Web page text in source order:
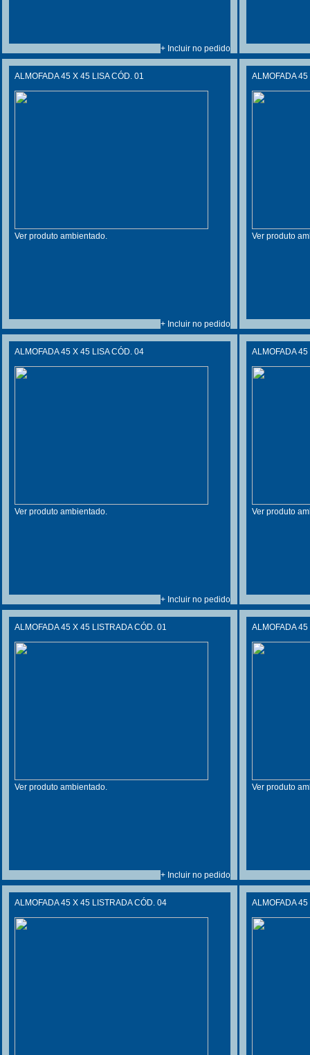
+ Incluir no pedido
ALMOFADA 45 X 45 LISA CÓD. 01
Ver produto ambientado.
+ Incluir no pedido
ALMOFADA
Ver produto
ALMOFADA 45 X 45 LISA CÓD. 04
Ver produto ambientado.
+ Incluir no pedido
ALMOFADA
Ver produto
ALMOFADA 45 X 45 LISTRADA CÓD. 01
Ver produto ambientado.
+ Incluir no pedido
ALMOFADA
Ver produto
ALMOFADA 45 X 45 LISTRADA CÓD. 04 ALMOFADA